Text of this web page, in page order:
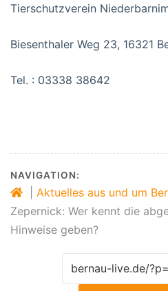
Tierschutzverein
Biesenthaler Weg 23, 16321
Tel. : 03338 38642
NAVIGATION:
Aktuelles aus und um
Zepernick: Wer kennt die
Hinweise geben?